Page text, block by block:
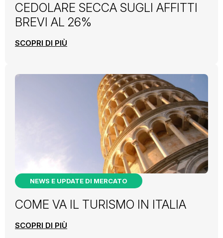
CEDOLARE SECCA SUGLI AFFITTI
BREVI AL 26%
SCOPRI DI PIÙ
NEWS E UPDATE DI MERCATO
COME VA IL TURISMO IN ITALIA
SCOPRI DI PIÙ